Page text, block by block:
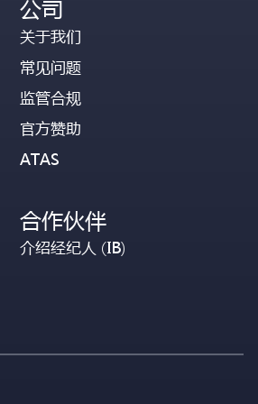
公司
关于我们
常见问题
监管合规
官方赞助
ATAS
合作伙伴
介绍经纪人 (IB)